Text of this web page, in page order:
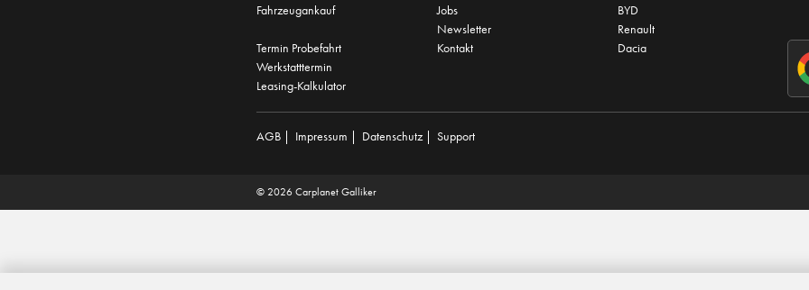
Fahrzeugankauf
Termin Probefahrt
Werkstatttermin
Leasing-Kalkulator
Jobs
Newsletter
Kontakt
BYD
Renault
Dacia
AGB | Impressum | Datenschutz| Support
© 2026 Carplanet Galliker